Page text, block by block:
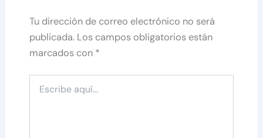
Tu dirección de correo electrónico no será
publicada. Los campos obligatorios están
marcados con *
aquí...